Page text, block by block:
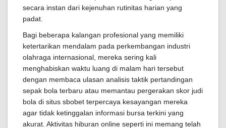
secara instan dari kejenuhan rutinitas harian yang
padat.
Bagi beberapa kalangan profesional yang memiliki
ketertarikan mendalam pada perkembangan industri
olahraga internasional, mereka sering kali
menghabiskan waktu luang di malam hari tersebut
dengan membaca ulasan analisis taktik pertandingan
sepak bola terbaru atau memantau pergerakan skor judi
bola di situs sbobet terpercaya kesayangan mereka
agar tidak ketinggalan informasi bursa terkini yang
akurat. Aktivitas hiburan online seperti ini memang telah